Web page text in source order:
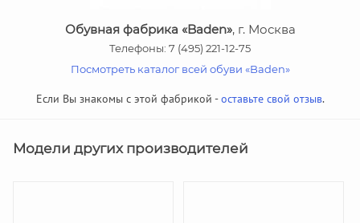
Обувная фабрика «Baden», г. Москва
Телефоны: 7 (495) 221-12-75
Посмотреть каталог всей обуви «Baden»
Если Вы знакомы с этой фабрикой -оставьте свой отзыв.
Модели других производителей